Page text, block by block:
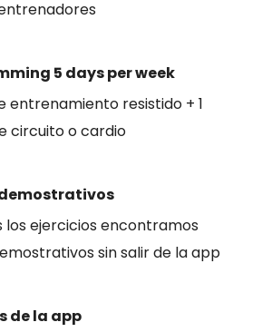
5 days per week
entrenamiento resistido + 1
circuito o cardio
los ejercicios encontramos
sin salir de la app
de la app